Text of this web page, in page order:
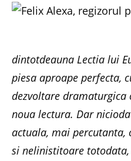
dintotdeauna Lectia lui
piesa aproape perfecta,
dezvoltare dramaturgica
noua lectura. Dar
actuala, mai percutanta,
si nelinistitoare